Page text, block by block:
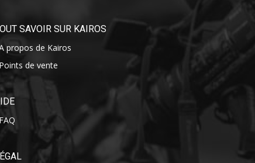
SAVOIR SUR KAIROS
propos de Kairos
de vente